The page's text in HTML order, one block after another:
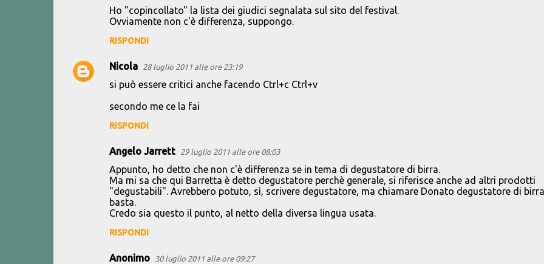
Ho "copincollato" la lista dei giudici segnalata sul sito del festival.
Ovviamente non c'è differenza, suppongo.
RISPONDI
Nicola 28 luglio 2011 alle ore 23:19
si può essere critici anche facendo Ctrl+c Ctrl+v
secondo me ce la fai
RISPONDI
Angelo Jarrett 29 luglio 2011 alle ore 08:03
Appunto, ho detto che non c'è differenza se in tema di degustatore di birra.
Ma mi sa che qui Barretta è detto degustatore perchè generale, si riferisce anche ad altri prodotti
"degustabili". Avrebbero potuto, sì, scrivere degustatore, ma chiamare Donato degustatore di
basta.
Credo sia questo il punto, al netto della diversa lingua usata.
RISPONDI
Anonimo 30 luglio 2011 alle ore 09:27